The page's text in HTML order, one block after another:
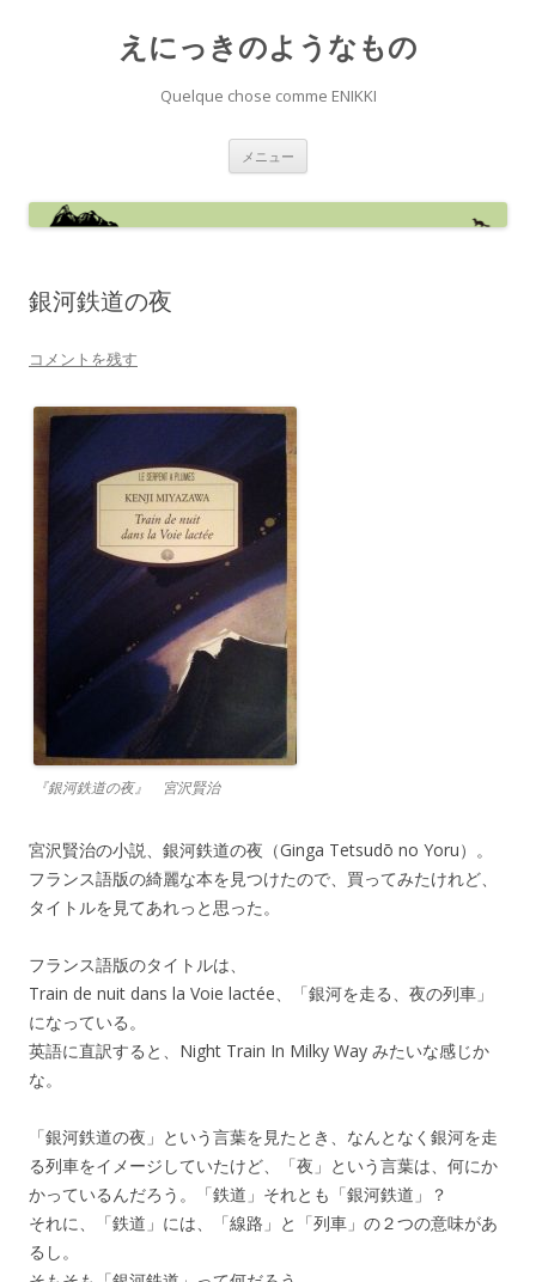
えにっきのようなもの
Quelque chose comme ENIKKI
メニュー
ン
へ
銀河鉄道の夜
コメントを残す
『銀河鉄道の夜』 宮沢賢治
宮沢賢治の小説、銀河鉄道の夜（Ginga Tetsudō no Yoru）。
フランス語版の綺麗な本を見つけたので、買ってみたけれど、
タイトルを見てあれっと思った。
フランス語版のタイトルは、
Train de nuit dans la Voie lactée、「銀河を走る、夜の列車」
になっている。
英語に直訳すると、Night Train In Milky Way みたいな感じか
な。
「銀河鉄道の夜」という言葉を見たとき、なんとなく銀河を走
る列車をイメージしていたけど、「夜」という言葉は、何にか
かっているんだろう。「鉄道」それとも「銀河鉄道」？
それに、「鉄道」には、「線路」と「列車」の２つの意味があ
るし。